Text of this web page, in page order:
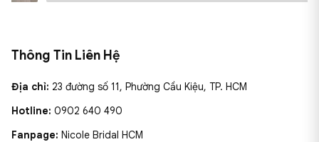
Thông Tin Liên Hệ
Địa chỉ: 23 đường số 11, Phường Cầu Kiệu, TP. HCM
Hotline: 0902 640 490
Fanpage: Nicole Bridal HCM